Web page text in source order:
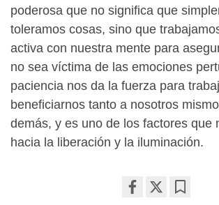
poderosa que no significa que
toleramos cosas, sino que
activa con nuestra mente para
no sea víctima de las emociones
paciencia nos da la fuerza para
beneficiarnos tanto a nosotros
demás, y es uno de los factores que
hacia la liberación y la iluminación.